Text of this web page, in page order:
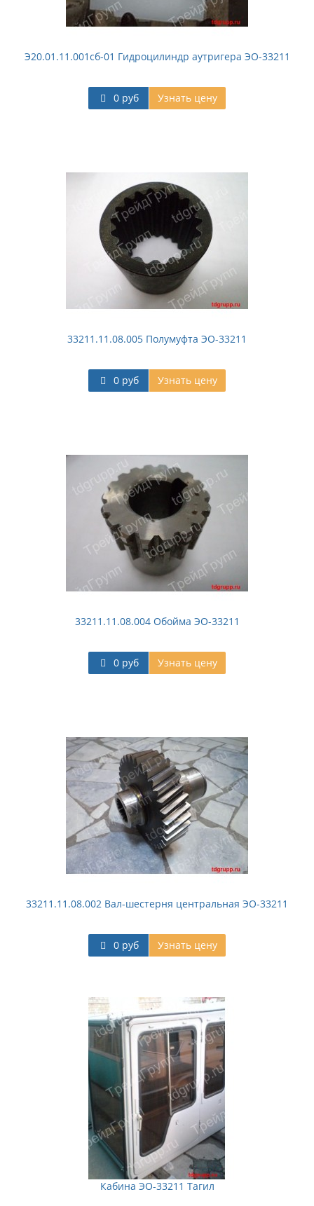
Э20.01.11.001сб-01 Гидроцилиндр аутригера ЭО-33211
0 руб Узнать цену
33211.11.08.005 Полумуфта ЭО-33211
0 руб Узнать цену
33211.11.08.004 Обойма ЭО-33211
0 руб Узнать цену
33211.11.08.002 Вал-шестерня центральная ЭО-33211
0 руб Узнать цену
Кабина ЭО-33211 Тагил